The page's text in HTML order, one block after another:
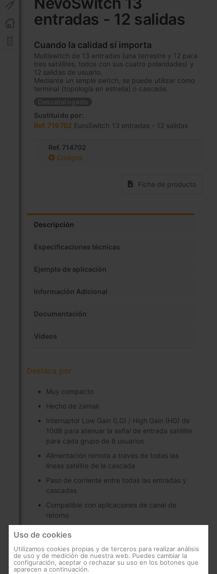
entradas - 12 salidas
Cuando la calidad sí importa
Multiswitch de 13 entradas (una terrestre y 12 para
tres satélites, todos con sus cuatro polaridades) y
12 salidas de usuario.
Mediante un simple switch, se puede utilizar como
terminal (topología en estrella) o cascada.
Sustituido por:
Ref. 719702 EuroSwitch 13 entradas - 12 salidas
Ref. 714702
Códigos
Ficha de producto
comienzo
de
la
de
imágenes
Descripción
Especificaciones técnicas
Ejemplo de aplicación
Información Adicional
Documentación
Videos
Destaca por
Muy compacto
Hecho de zamak
Interruptor Low Gain (LG) / High Gain (HG) de
10dB para atenuar la señal de entrada satélite
para cada grupo de 8 usuarios
Alimentación remota a través de todas las
líneas satélite de la cascada
Paso de corriente entre todas las entradas y
cascadas
Compatible con aplicaciones de canal de
retorno
Modo ECO disponible
y terminal
Alimentación a 12V
Uso de cookies
Utilizamos cookies propias y de terceros para realizar análisis
de uso y de medición de nuestra web. Puedes cambiar la
configuración, aceptar o rechazar su uso en los botones que
aparecen a continuación.